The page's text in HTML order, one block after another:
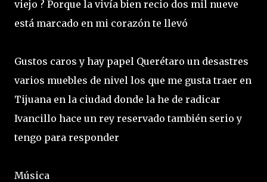
viejo ? Porque la vivía bien recio dos mil nueve
está marcado en mi corazón te llevó
Gustos caros y hay papel Querétaro un desastres
varios muebles de nivel los que me gusta traer en
Tijuana en la ciudad donde la he de radicar
Ivancillo hace un rey reservado también serio y
tengo para responder
Música